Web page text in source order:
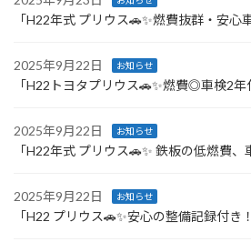
「H22年式 プリウス🚗✨燃費抜群・安心
2025年9月22日 お知らせ
「H22トヨタプリウス🚗✨燃費◎車検2年
2025年9月22日 お知らせ
「H22年式 プリウス🚗✨ 鉄板の低燃費、
2025年9月22日 お知らせ
「H22 プリウス🚗✨安心の整備記録付き！